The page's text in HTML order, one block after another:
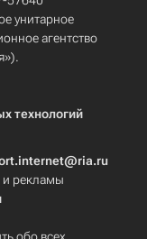
унитарное
агентство
технологий
и рекламы